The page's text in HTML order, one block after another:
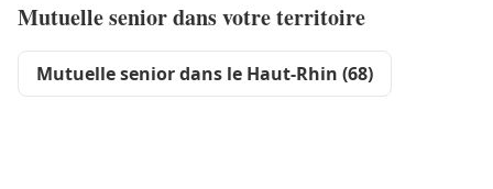
Mutuelle senior dans votre territoire
Mutuelle senior dans le Haut-Rhin (68)